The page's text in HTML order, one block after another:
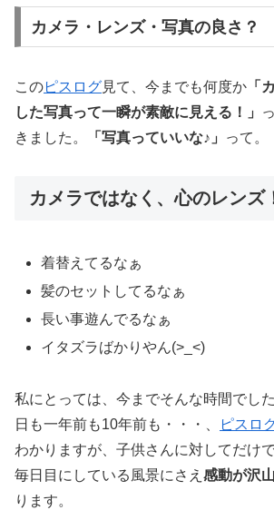
カメラ・レンズ・写真の良さ？
このピスログ見て、今までも何度か 「
した写真って一瞬が素敵に見える！」
きました。
「写真っていいな♪」 って。
カメラではなく、心のレンズ
着替えてるなぁ
髪のセットしてるなぁ
長い事遊んでるなぁ
イタズラばかりやん(>_<)
私にとっては、今までそんな時間でし
日も一年前も10年前も・・・、
ピスロ
わかりますが、子供さんに対してだけ
毎日目にしている風景にさえ 感動が沢
ります。